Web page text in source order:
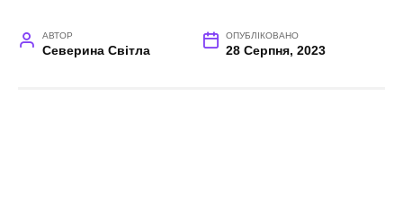
АВТОР
Северина Світла
ОПУБЛІКОВАНО
28 Серпня, 2023